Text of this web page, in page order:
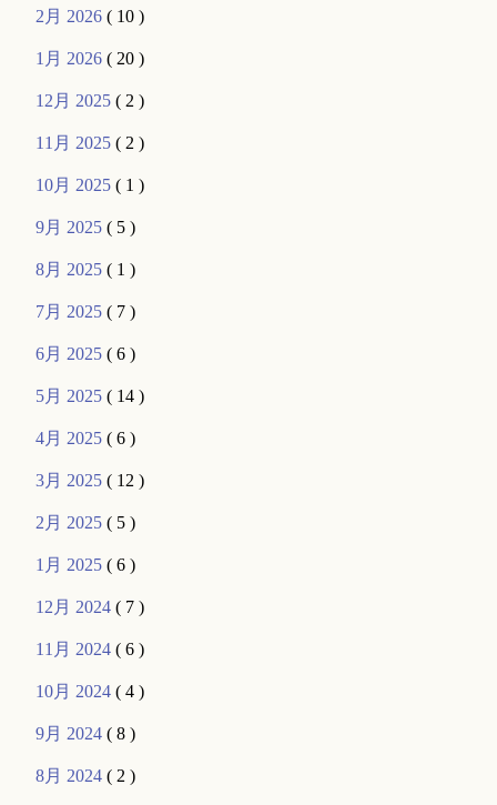
2月 2026( 10 )
1月 2026( 20 )
12月 2025( 2 )
11月 2025( 2 )
10月 2025( 1 )
9月 2025( 5 )
8月 2025( 1 )
7月 2025( 7 )
6月 2025( 6 )
5月 2025( 14 )
4月 2025( 6 )
3月 2025( 12 )
2月 2025( 5 )
1月 2025( 6 )
12月 2024( 7 )
11月 2024( 6 )
10月 2024( 4 )
9月 2024( 8 )
8月 2024( 2 )